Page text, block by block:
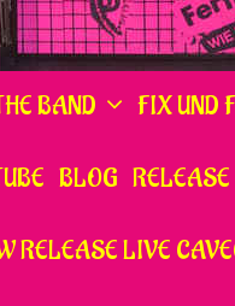
BAND FIX UND
BLOG
RELEASE LIVE